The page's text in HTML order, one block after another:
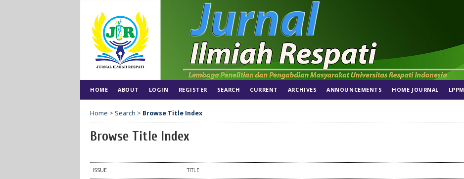
HOME ABOUT LOGIN REGISTER SEARCH CURRENT ARCHIVES ANNOUNCEMENTS HOME JOURNAL LPPM
Home > Search > Browse Title Index
Browse Title Index
ISSUE TITLE